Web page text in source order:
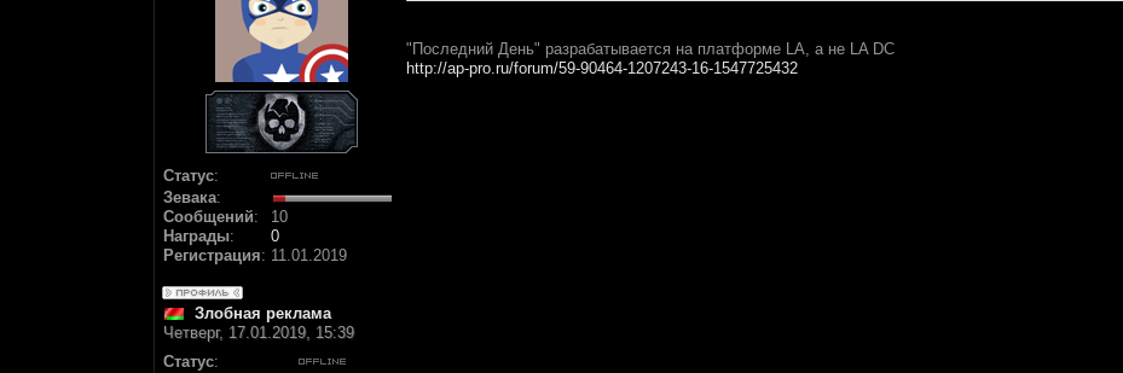
Статус:
Зевака:
Сообщений:
10
Награды:
0
Регистрация: 11.01.2019
"Последний День" разрабатывается на платформе LA, а не LA DC
http://ap-pro.ru/forum/59-90464-1207243-16-1547725432
Злобная реклама
Четверг, 17.01.2019, 15:39
Статус: